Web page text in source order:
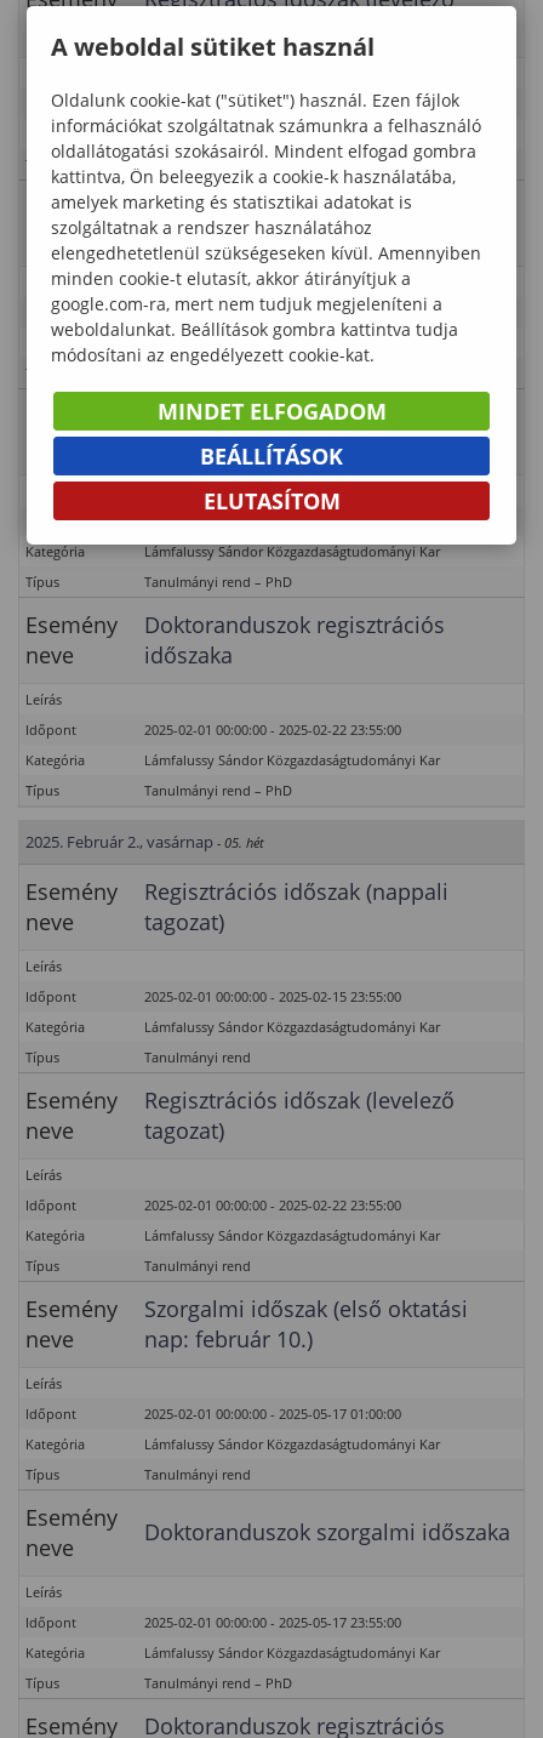
Időpont
2025-02-01 00:00:00 - 2025-02-22 23:55:00
Kategória
Lámfalussy Sándor Közgazdaságtudományi Kar
Típus
Esemény
neve
Szorgalmi időszak (első oktatási
nap: február 10.)
Leírás
Időpont
2025-02-01 00:00:00 - 2025-05-17 01:00:00
Lámfalussy Sándor Közgazdaságtudományi Kar
Típus
neve
Doktoranduszok szorgalmi időszaka
Időpont
2025-02-01 00:00:00 - 2025-05-17 23:55:00
Kategória
Lámfalussy Sándor Közgazdaságtudományi Kar
Típus
Tanulmányi rend – PhD
Esemény
neve
Doktoranduszok regisztrációs
időszaka
Leírás
Időpont
2025-02-01 00:00:00 - 2025-02-22 23:55:00
Kategória
Lámfalussy Sándor Közgazdaságtudományi Kar
Típus
Tanulmányi rend – PhD
2025. Február 2., vasárnap - 05. hét
Esemény
neve
Regisztrációs időszak (nappali
tagozat)
Leírás
Időpont
2025-02-01 00:00:00 - 2025-02-15 23:55:00
Kategória
Lámfalussy Sándor Közgazdaságtudományi Kar
Típus
Tanulmányi rend
Esemény
neve
Regisztrációs időszak (levelező
tagozat)
Leírás
Időpont
2025-02-01 00:00:00 - 2025-02-22 23:55:00
Kategória
Lámfalussy Sándor Közgazdaságtudományi Kar
Típus
Tanulmányi rend
Esemény
neve
Szorgalmi időszak (első oktatási
nap: február 10.)
Leírás
Időpont
2025-02-01 00:00:00 - 2025-05-17 01:00:00
Kategória
Lámfalussy Sándor Közgazdaságtudományi Kar
Típus
Tanulmányi rend
Esemény
neve
Doktoranduszok szorgalmi időszaka
Leírás
Időpont
2025-02-01 00:00:00 - 2025-05-17 23:55:00
Kategória
Lámfalussy Sándor Közgazdaságtudományi Kar
Típus
Tanulmányi rend – PhD
Esemény
Doktoranduszok regisztrációs
A weboldal sütiket használ
Oldalunk cookie-kat ("sütiket") használ. Ezen fájlok
információkat szolgáltatnak számunkra a felhasználó
oldallátogatási szokásairól. Mindent elfogad gombra
kattintva, Ön beleegyezik a cookie-k használatába,
amelyek marketing és statisztikai adatokat is
szolgáltatnak a rendszer használatához
elengedhetetlenül szükségeseken kívül. Amennyiben
minden cookie-t elutasít, akkor átirányítjuk a
google.com-ra, mert nem tudjuk megjeleníteni a
weboldalunkat. Beállítások gombra kattintva tudja
módosítani az engedélyezett cookie-kat.
MINDET ELFOGADOM
BEÁLLÍTÁSOK
ELUTASÍTOM